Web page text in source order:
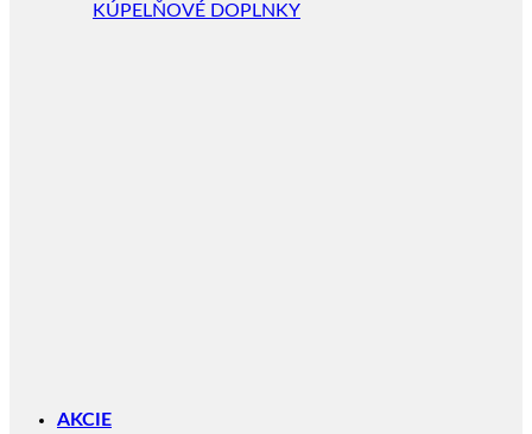
KÚPELŇOVÉ DOPLNKY
AKCIE